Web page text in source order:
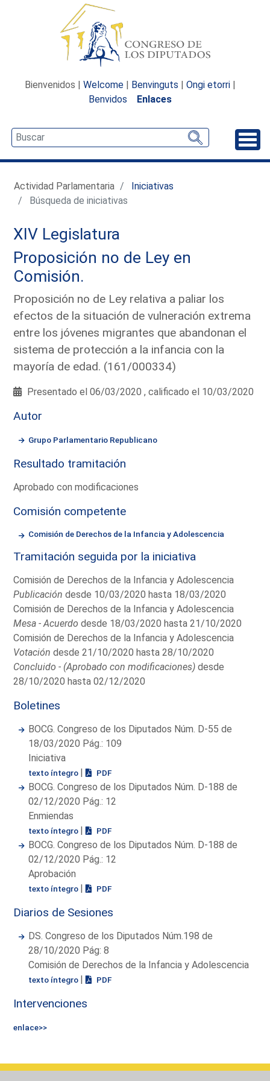
Bienvenidos | Welcome | Benvinguts | Ongi etorri |
Benvidos
Enlaces
Actividad Parlamentaria
Iniciativas
Búsqueda de iniciativas
XIV Legislatura
Proposición no de Ley en
Comisión.
Proposición no de Ley relativa a paliar los
efectos de la situación de vulneración extrema
entre los jóvenes migrantes que abandonan el
sistema de protección a la infancia con la
mayoría de edad. (161/000334)
Presentado el 06/03/2020 , calificado el 10/03/2020
Autor
Grupo Parlamentario Republicano
Resultado tramitación
Aprobado con modificaciones
Comisión competente
Comisión de Derechos de la Infancia y Adolescencia
Tramitación seguida por la iniciativa
Comisión de Derechos de la Infancia y Adolescencia
Publicación desde 10/03/2020 hasta 18/03/2020
Comisión de Derechos de la Infancia y Adolescencia
Mesa - Acuerdo desde 18/03/2020 hasta 21/10/2020
Comisión de Derechos de la Infancia y Adolescencia
Votación desde 21/10/2020 hasta 28/10/2020
Concluido - (Aprobado con modificaciones) desde
28/10/2020 hasta 02/12/2020
Boletines
BOCG. Congreso de los Diputados Núm. D-55 de
18/03/2020 Pág.: 109
Iniciativa
texto íntegro | PDF
BOCG. Congreso de los Diputados Núm. D-188 de
02/12/2020 Pág.: 12
Enmiendas
texto íntegro | PDF
BOCG. Congreso de los Diputados Núm. D-188 de
02/12/2020 Pág.: 12
Aprobación
texto íntegro | PDF
Diarios de Sesiones
DS. Congreso de los Diputados Núm.198 de
28/10/2020 Pág: 8
Comisión de Derechos de la Infancia y Adolescencia
texto íntegro | PDF
Intervenciones
enlace>>